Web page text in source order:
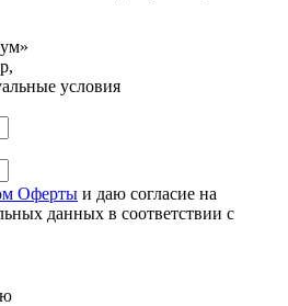
условия
Оферты и даю согласие на
данных в соответствии с